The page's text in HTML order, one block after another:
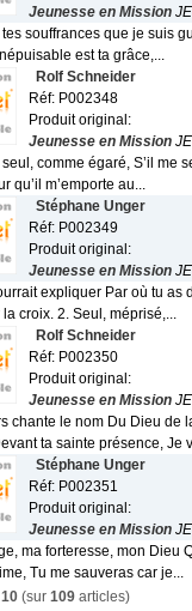
Jeunesse en Mission
tes souffrances que je suis
est ta grâce,...
Rolf Schneider
Réf: P002348
Produit original:
Jeunesse en Mission
comme égaré, S’il me
qu’il m’emporte au...
Stéphane Unger
Réf: P002349
Produit original:
Jeunesse en Mission
expliquer Par où tu as
croix. 2. Seul, méprisé,...
Rolf Schneider
Réf: P002350
Produit original:
Jeunesse en Mission
chante le nom Du Dieu
ta sainte présence, Je
Stéphane Unger
Réf: P002351
Produit original:
Jeunesse en Mission
ma forteresse, mon Dieu
Tu me sauveras car je...
10 (sur 109 articles)